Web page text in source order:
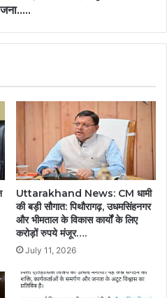
Uttarakhand News: CM धामी
की बड़ी सौगात: पिथौरागढ़, उधमसिंहनगर
और भीमताल के विकास कार्यों के लिए
करोड़ों रुपये मंजूर….
July 11, 2026